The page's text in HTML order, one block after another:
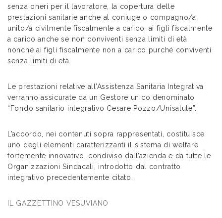
senza oneri per il lavoratore, la copertura delle
prestazioni sanitarie anche al coniuge o compagno/a
unito/a civilmente fiscalmente a carico, ai figli fiscalmente
a carico anche se non conviventi senza limiti di età
nonché ai figli fiscalmente non a carico purché conviventi
senza limiti di età.
Le prestazioni relative all’Assistenza Sanitaria Integrativa
verranno assicurate da un Gestore unico denominato
“Fondo sanitario integrativo Cesare Pozzo/Unisalute”.
L’accordo, nei contenuti sopra rappresentati, costituisce
uno degli elementi caratterizzanti il sistema di welfare
fortemente innovativo, condiviso dall’azienda e da tutte le
Organizzazioni Sindacali, introdotto dal contratto
integrativo precedentemente citato.
IL GAZZETTINO VESUVIANO